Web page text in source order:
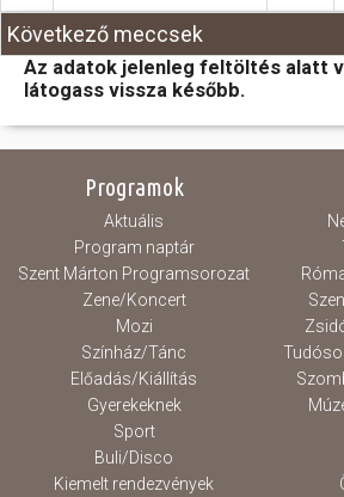
Következő meccsek
Az adatok jelenleg feltöltés alatt
látogass vissza később.
Programok
Aktuális
Program naptár
Szent Márton Programsorozat
Zene/Koncert
Mozi
Színház/Tánc
Előadás/Kiállítás
Gyerekeknek
Sport
Buli/Disco
Kiemelt rendezvények